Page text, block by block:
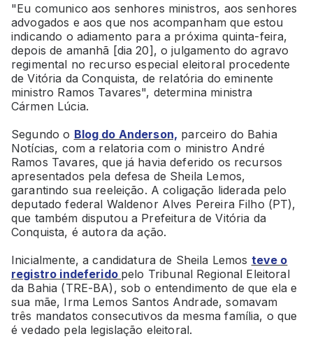
"Eu comunico aos senhores ministros, aos senhores
advogados e aos que nos acompanham que estou
indicando o adiamento para a próxima quinta-feira,
depois de amanhã [dia 20], o julgamento do agravo
regimental no recurso especial eleitoral procedente
de Vitória da Conquista, de relatória do eminente
ministro Ramos Tavares", determina ministra
Cármen Lúcia.
Segundo o Blog do Anderson, parceiro do Bahia
Notícias, com a relatoria com o ministro André
Ramos Tavares, que já havia deferido os recursos
apresentados pela defesa de Sheila Lemos,
garantindo sua reeleição. A coligação liderada pelo
deputado federal Waldenor Alves Pereira Filho (PT),
que também disputou a Prefeitura de Vitória da
Conquista, é autora da ação.
Inicialmente, a candidatura de Sheila Lemos teve o
registro indeferido pelo Tribunal Regional Eleitoral
da Bahia (TRE-BA), sob o entendimento de que ela e
sua mãe, Irma Lemos Santos Andrade, somavam
três mandatos consecutivos da mesma família, o que
é vedado pela legislação eleitoral.